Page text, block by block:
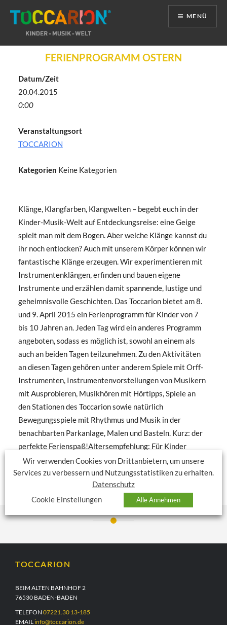
MENÜ
Inhalt
FERIENPROGRAMM OSTERN
Datum/Zeit
20.04.2015
0:00
Veranstaltungsort
TOCCARION
Kategorien Keine Kategorien
Klänge, Klangfarben, Klangwelten – begebt euch in der
Kinder-Musik-Welt auf Entdeckungsreise: eine Geige
spielt man mit dem Bogen. Aber welche Klänge kannst du
ihr noch entlocken? Auch mit unserem Körper können wir
fantastische Klänge erzeugen. Wir experimentieren mit
Instrumentenklängen, erfinden und bauen eigene
Instrumente und erzählen damit spannende, lustige und
geheimnisvolle Geschichten. Das Toccarion bietet am 8.
und 9. April 2015 ein Ferienprogramm für Kinder von 7
bis 10 Jahren an. Jeden Tag wird ein anderes Programm
angeboten, sodass es möglich ist, sowohl an einem als
auch an beiden Tagen teilzunehmen. Zu den Aktivitäten
an diesen Tagen gehören unter anderem Spiele mit Orff-
Instrumenten, Instrumentenvorstellungen von Musikern
mit Ausprobieren, Musikhören mit Hörtipps, Spiele an
den Stationen des Toccarion sowie natürlich
Bewegungsspiele mit Rhythmus und Musik in der
benachbarten Parkanlage, Malen und Basteln. Kurz: der
perfekte Ferienspaß!Altersempfehlung: Für Kinder
zwischen 7 und 10 Jahren
Maximale Teilnehmerzahl: 15 Kinder
Tickets: 25 EUR (inklusive Mittagessen) Tickets buchen
TOCCARION
BEIM ALTEN BAHNHOF 2
76530 BADEN-BADEN
TELEFON 07221.30 13-185
EMAIL info@toccarion.de
Wir verwenden Cookies von Drittanbietern, um unsere
Services zu verbessern und Nutzungsstatistiken zu erhalten.
Datenschutz
Cookie Einstellungen
Alle Annehmen